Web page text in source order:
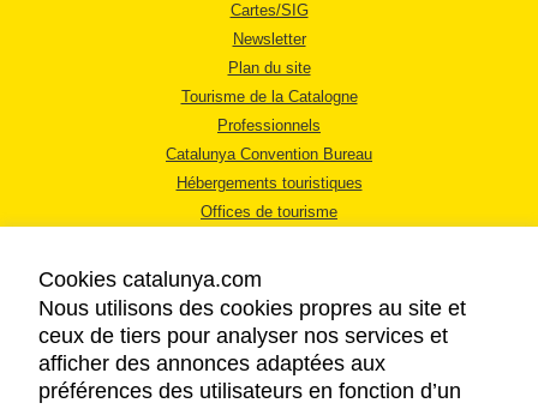
Cartes/SIG
Newsletter
Plan du site
Tourisme de la Catalogne
Professionnels
Catalunya Convention Bureau
Hébergements touristiques
Offices de tourisme
MENTIONS LÉGALES
Cookies catalunya.com
Nous utilisons des cookies propres au site et
ceux de tiers pour analyser nos services et
afficher des annonces adaptées aux
préférences des utilisateurs en fonction d’un